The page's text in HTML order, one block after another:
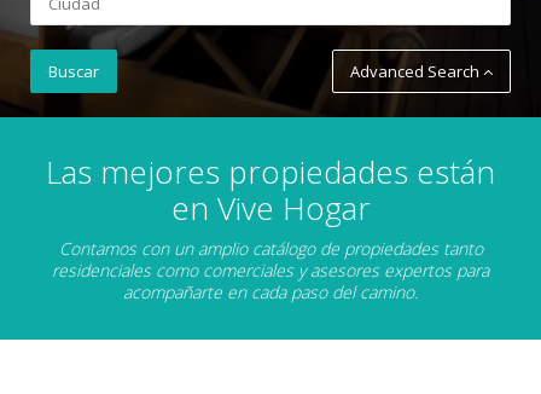
Advanced Search
Las mejores propiedades están
en Vive Hogar
Contamos con un amplio catálogo de propiedades tanto
residenciales como comerciales y asesores expertos para
acompañarte en cada paso del camino.